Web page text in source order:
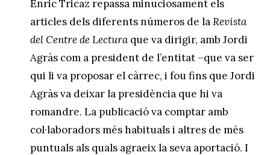
Enric Tricaz repassa minuciosament els
articles dels diferents números de laRevista
del Centre de Lectura que va dirigir, amb Jordi
Agràs com a president de l’entitat –que va ser
qui li va proposar el càrrec, i fou fins que Jordi
Agràs va deixar la presidència que hi va
romandre. La publicació va comptar amb
col·laboradors més habituals i altres de més
puntuals als quals agraeix la seva aportació. I